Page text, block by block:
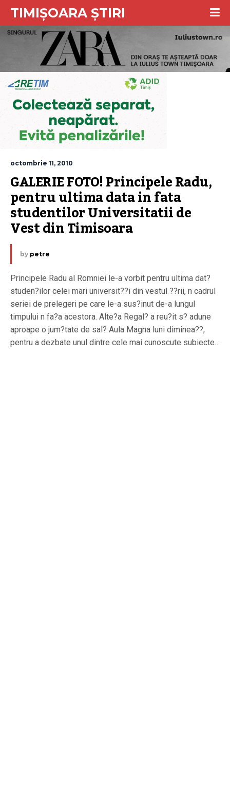
TIMIȘOARA ȘTIRI
octombrie 11, 2010
GALERIE FOTO! Principele Radu,
pentru ultima data in fata
studentilor Universitatii de
Vest din Timisoara
by petre
Principele Radu al Romniei le-a vorbit pentru ultima dat?
studen?ilor celei mari universit??i din vestul ??rii, n cadrul
seriei de prelegeri pe care le-a sus?inut de-a lungul
timpului n fa?a acestora. Alte?a Regal? a reu?it s? adune
aproape o jum?tate de sal? Aula Magna luni diminea??,
pentru a dezbate unul dintre cele mai cunoscute subiecte…